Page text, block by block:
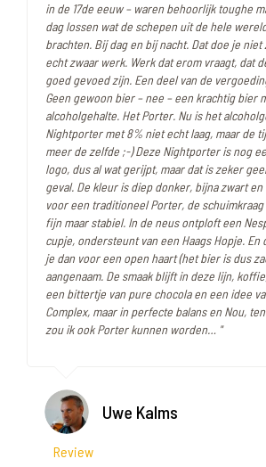
in de 17de eeuw – waren behoorlijk toughe
dag lossen wat de schepen uit de hele
brachten. Bij dag en bij nacht. Dat doe je
echt zwaar werk. Werk dat erom vraagt, dat
goed gevoed zijn. Een deel van de
Geen gewoon bier – nee – een krachtig bier
alcoholgehalte. Het Porter. Nu is het
Nightporter met 8% niet echt laag, maar de
meer de zelfde ;-) Deze Nightporter is nog
logo, dus al wat gerijpt, maar dat is zeker
geval. De kleur is diep donker, bijna zwart
voor een traditioneel Porter, de
fijn maar stabiel. In de neus ontploft een
cupje, ondersteunt van een Haags Hopje.
je dan voor een open haart (het bier is dus
aangenaam. De smaak blijft in deze lijn,
een bittertje van pure chocola en een idee
Complex, maar in perfecte balans en Nou,
zou ik ook Porter kunnen worden… "
Uwe Kalms
Review